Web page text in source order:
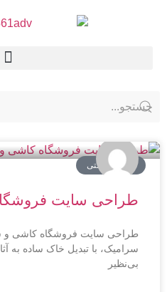
سایت شرکتی
طراحی سایت
طراحی سایت فروشگاه کاشی و
سرامیک، با تبدیل خاک ساده به
بی‌نظیر